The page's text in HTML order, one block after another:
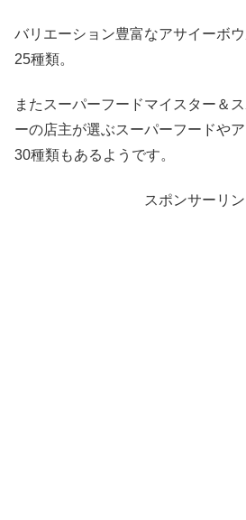
バリエーション豊富なアサイーボ
25種類。
またスーパーフードマイスター＆
ーの店主が選ぶスーパーフードや
30種類もあるようです。
スポンサーリン